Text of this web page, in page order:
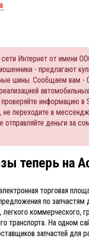
Интернет от имени
- предлагают
шины. Сообщаем вам -
информацию в
не переходите в
отправляйте деньги за
теперь на
торговая
по запчастям
легкого коммерческого,
транспорта. На одном
запчастей для